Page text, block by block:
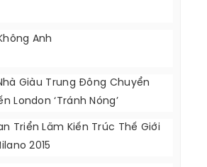
Anh
Giàu Trung Đông Chuyển
London ‘tránh Nóng’
Triển Lãm Kiến Trúc Thế Giới
2015